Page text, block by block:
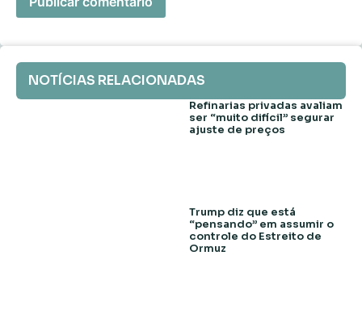
NOTÍCIAS RELACIONADAS
Refinarias privadas avaliam
ser “muito difícil” segurar
ajuste de preços
Trump diz que está
“pensando” em assumir o
controle do Estreito de
Ormuz